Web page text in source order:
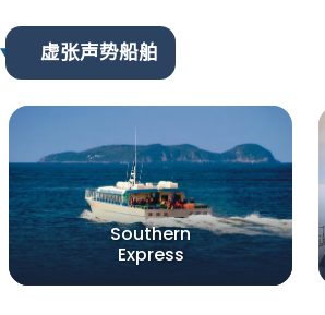
虚张声势船舶
Southern
Express